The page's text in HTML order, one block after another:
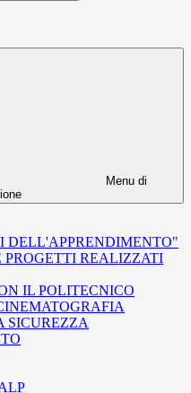
Menu di
DELL'APPRENDIMENTO"
REALIZZATI
IL POLITECNICO
SICUREZZA